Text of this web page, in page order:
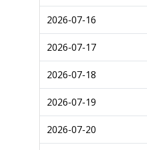
2026-07-16
2026-07-17
2026-07-18
2026-07-19
2026-07-20